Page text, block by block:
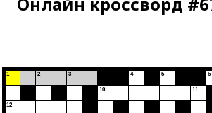
1
12
2 3
10
4 5
11
6